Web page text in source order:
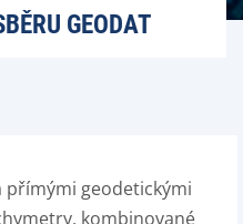
GEODAT
přímými geodetickými
kombinované